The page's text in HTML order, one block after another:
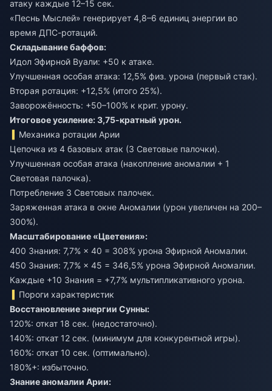
атаку каждые 12–15 сек.
«Песнь Мыслей» генерирует 4,8–6 единиц энергии во
время ДПС-ротаций.
Складывание баффов:
Идол Эфирной Вуали: +50 к атаке.
Улучшенная особая атака: 12,5% физ. урона (первый стак).
Вторая ротация: +12,5% (итого 25%).
Заворожённость: +50–100% к крит. урону.
Итоговое усиление: 3,75-кратный урон.
Механика ротации Арии
Цепочка из 4 базовых атак (3 Световые палочки).
Улучшенная особая атака (накопление аномалии + 1
Световая палочка).
Потребление 3 Световых палочек.
Заряженная атака в окне Аномалии (урон увеличен на 200–
300%).
Масштабирование «Цветения»:
400 Знания: 7,7% × 40 = 308% урона Эфирной Аномалии.
450 Знания: 7,7% × 45 = 346,5% урона Эфирной Аномалии.
Каждые +10 Знания = +7,7% мультипликативного урона.
Пороги характеристик
Восстановление энергии Сунны:
120%: откат 18 сек. (недостаточно).
140%: откат 12 сек. (минимум для конкурентной игры).
160%: откат 10 сек. (оптимально).
180%+: избыточно.
Знание аномалии Арии: